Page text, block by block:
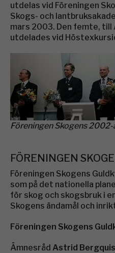
utdelas vid Föreningen
Skogs- och
mars 2003. Den femte,
utdelades vid
Föreningen Skogens
FÖRENINGEN
Föreningen Skogens
som på det nationella
för skog och skogsbruk i
Skogens ändamål och
Föreningen Skogens
Ämnesråd Astrid